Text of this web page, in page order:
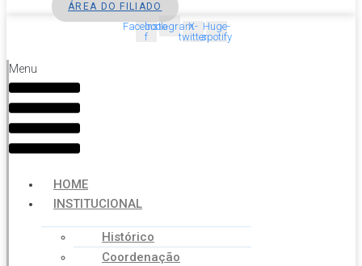
ÁREA DO FILIADO
Facebook-
f
InstagramX-
twitter
Huge-
spotify
Menu
HOME
INSTITUCIONAL
Histórico
Coordenação